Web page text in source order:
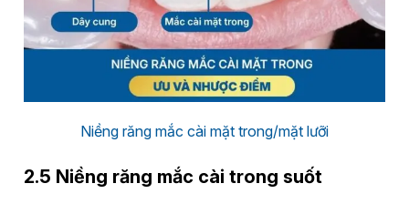
Niềng răng mắc cài mặt trong/mặt lưỡi
2.5 Niềng răng mắc cài trong suốt